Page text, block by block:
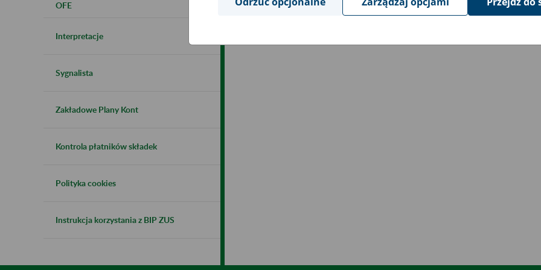
OFE
Interpretacje
Sygnalista
Zakładowe Plany Kont
Kontrola płatników składek
Polityka cookies
Instrukcja korzystania z BIP ZUS